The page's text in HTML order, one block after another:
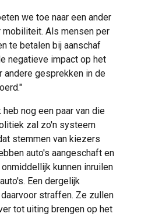
we toe naar een ander
Als mensen per
te betalen bij aanschaf
negatieve impact op het
andere gesprekken in de
heb nog een paar van die
zal zo'n systeem
stemmen van kiezers
auto's aangeschaft en
kunnen inruilen
Een dergelijk
straffen. Ze zullen
tot uiting brengen op het